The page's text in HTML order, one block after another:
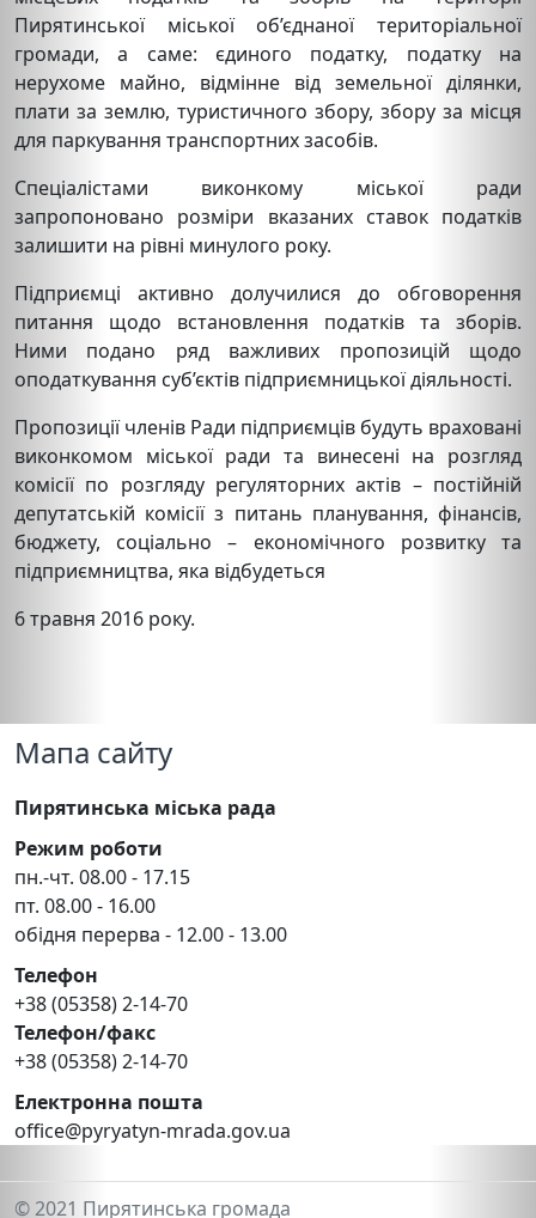
Пирятинської міської об’єднаної територіальної
громади, а саме: єдиного податку, податку на
нерухоме майно, відмінне від земельної ділянки,
плати за землю, туристичного збору, збору за місця
для паркування транспортних засобів.
Спеціалістами виконкому міської ради
запропоновано розміри вказаних ставок податків
залишити на рівні минулого року.
Підприємці активно долучилися до обговорення
питання щодо встановлення податків та зборів.
Ними подано ряд важливих пропозицій щодо
оподаткування суб’єктів підприємницької діяльності.
Пропозиції членів Ради підприємців будуть враховані
виконкомом міської ради та винесені на розгляд
комісії по розгляду регуляторних актів – постійній
депутатській комісії з питань планування, фінансів,
бюджету, соціально – економічного розвитку та
підприємництва, яка відбудеться
6 травня 2016 року.
Мапа сайту
Пирятинська міська рада
Режим роботи
пн.-чт. 08.00 - 17.15
пт. 08.00 - 16.00
обідня перерва - 12.00 - 13.00
Телефон
+38 (05358) 2-14-70
Телефон/факс
+38 (05358) 2-14-70
Електронна пошта
office@pyryatyn-mrada.gov.ua
© 2021 Пирятинська громада